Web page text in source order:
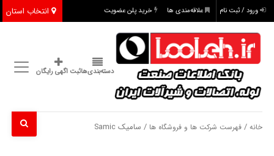
انتخاب استان ورود / ثبت نام علاقه‌مندی ها خرید پلن عضویت
دسته‌بندی‌هاثبت اگهی رایگان
خانه /فهرست شرکت ها و فروشگاه ها / سامیک Samic